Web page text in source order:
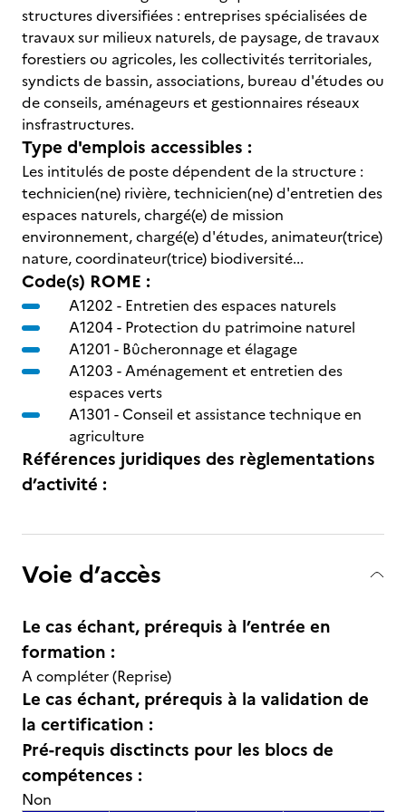
structures diversifiées : entreprises spécialisées de
travaux sur milieux naturels, de paysage, de travaux
forestiers ou agricoles, les collectivités territoriales,
syndicts de bassin, associations, bureau d'études ou
de conseils, aménageurs et gestionnaires réseaux
insfrastructures.
Type d'emplois accessibles :
Les intitulés de poste dépendent de la structure :
technicien(ne) rivière, technicien(ne) d'entretien des
espaces naturels, chargé(e) de mission
environnement, chargé(e) d'études, animateur(trice)
nature, coordinateur(trice) biodiversité...
Code(s) ROME :
A1202 - Entretien des espaces naturels
A1204 - Protection du patrimoine naturel
A1201 - Bûcheronnage et élagage
A1203 -Aménagement et entretien des
espaces verts
A1301 -Conseil et assistance technique en
agriculture
Références juridiques des règlementations
d’activité :
Voie d’accès
Le cas échant, prérequis à l’entrée en
formation :
A compléter (Reprise)
Le cas échant, prérequis à la validation de
la certification :
Pré-requis disctincts pour les blocs de
compétences :
Non